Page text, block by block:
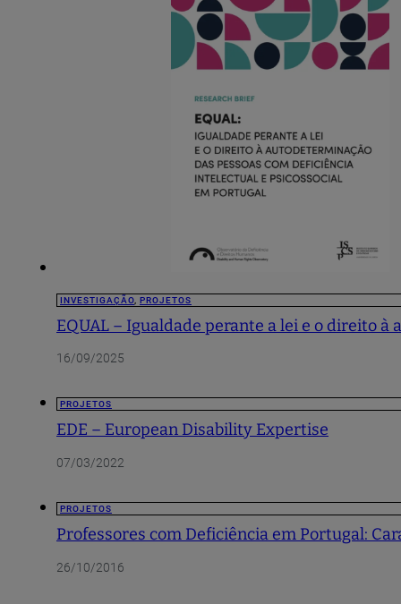
INVESTIGAÇÃO PROJETOS
EQUAL – Igualdade perante a lei e o direito
16/09/2025
PROJETOS
EDE – European Disability Expertise
07/03/2022
PROJETOS
Professores com Deficiência em Portugal:
26/10/2016